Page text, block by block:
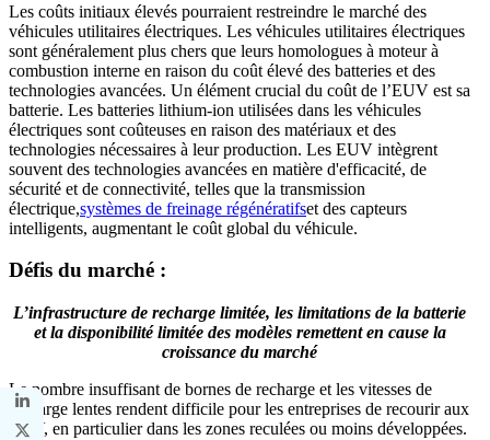
Les coûts initiaux élevés pourraient restreindre le marché des
véhicules utilitaires électriques. Les véhicules utilitaires électriques
sont généralement plus chers que leurs homologues à moteur à
combustion interne en raison du coût élevé des batteries et des
technologies avancées. Un élément crucial du coût de l’EUV est sa
batterie. Les batteries lithium-ion utilisées dans les véhicules
électriques sont coûteuses en raison des matériaux et des
technologies nécessaires à leur production. Les EUV intègrent
souvent des technologies avancées en matière d'efficacité, de
sécurité et de connectivité, telles que la transmission
électrique,systèmes de freinage régénératifset des capteurs
intelligents, augmentant le coût global du véhicule.
Défis du marché :
L’infrastructure de recharge limitée, les limitations de la batterie
et la disponibilité limitée des modèles remettent en cause la
croissance du marché
Le nombre insuffisant de bornes de recharge et les vitesses de
recharge lentes rendent difficile pour les entreprises de recourir aux
EUV, en particulier dans les zones reculées ou moins développées.